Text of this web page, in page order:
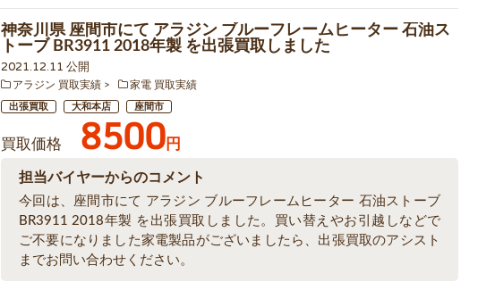
神奈川県 座間市にて アラジン ブルーフレームヒーター 石油ス
トーブ BR3911 2018年製 を出張買取しました
2021.12.11 公開
アラジン 買取実績 家電 買取実績
出張買取 大和本店 座間市
買取価格 8500円
担当バイヤーからのコメント
今回は、座間市にて アラジン ブルーフレームヒーター 石油ストーブ
BR3911 2018年製 を出張買取しました。買い替えやお引越しなどで
ご不要になりました家電製品がございましたら、出張買取のアシスト
までお問い合わせください。